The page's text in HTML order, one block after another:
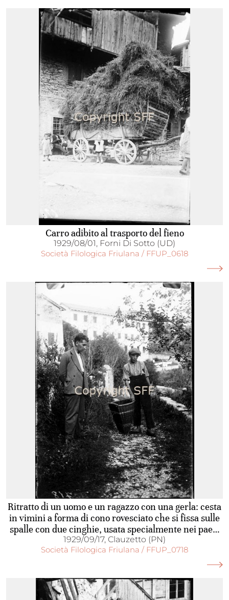
stagnato con manico di ferro a semicerchio in cui si
raccoglie il latte munto
Carro adibito al trasporto del fieno
1929/08/01, Forni Di Sotto (UD)
Società Filologica Friulana / FFUP_0618
Ritratto di un uomo e un ragazzo con una gerla: cesta
in vimini a forma di cono rovesciato che si fissa sulle
spalle con due cinghie, usata specialmente nei paesi
di montagna per il trasporto di carichi vari
1929/09/17, Clauzetto (PN)
Società Filologica Friulana / FFUP_0718